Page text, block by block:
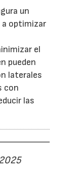
un
a optimizar
el
pueden
laterales
con
las